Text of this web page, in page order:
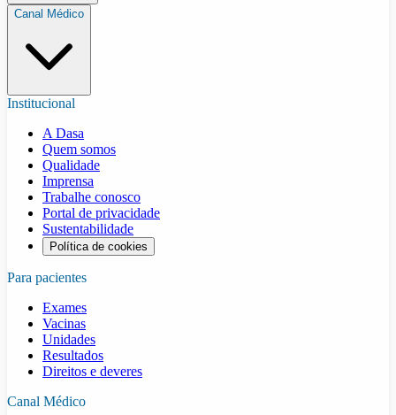
Canal Médico
Institucional
A Dasa
Quem somos
Qualidade
Imprensa
Trabalhe conosco
Portal de privacidade
Sustentabilidade
Política de cookies
Para pacientes
Exames
Vacinas
Unidades
Resultados
Direitos e deveres
Canal Médico